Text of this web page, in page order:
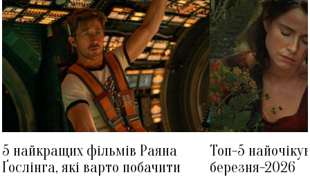
5 найкращих фільмів Раяна
Ґослінга, які варто побачити
Топ-5
березня-2026